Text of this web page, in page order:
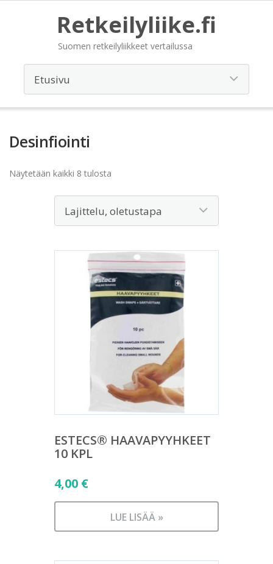
Retkeilyliike.fi
Suomen retkeilyliikkeet vertailussa
Desinfiointi
Näytetään kaikki 8 tulosta
ESTECS® HAAVAPYYHKEET
10 KPL
4,00 €
LUE LISÄÄ »